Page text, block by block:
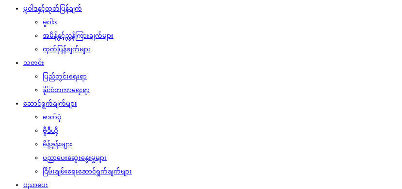
မူဝါဒနှင့်ထုတ်ပြန်ချက်
မူဝါဒ
အမိန့်နှင့်ညွှန်ကြားချက်များ
ထုတ်ပြန်ချက်များ
သတင်း
ပြည်တွင်းရေးရာ
နိုင်ငံတကာရေးရာ
ဆောင်ရွက်ချက်များ
ဓာတ်ပုံ
ဗွီဒီယို
မိန့်ခွန်းများ
ပညာပေးဆွေးနွေးမှုများ
ငြိမ်းချမ်းရေးဆောင်ရွက်ချက်များ
ပညာပေး